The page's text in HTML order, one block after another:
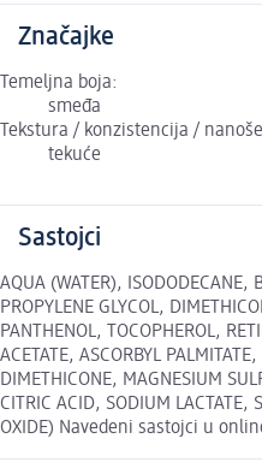
Značajke
Temeljna boja:
smeđa
Tekstura / konzistencija /
tekuće
Sastojci
AQUA (WATER), ISODODECANE,
PROPYLENE GLYCOL,
PANTHENOL, TOCOPHEROL,
ACETATE, ASCORBYL
DIMETHICONE, MAGNESIUM
CITRIC ACID, SODIUM LACTATE,
OXIDE) Navedeni sastojci u